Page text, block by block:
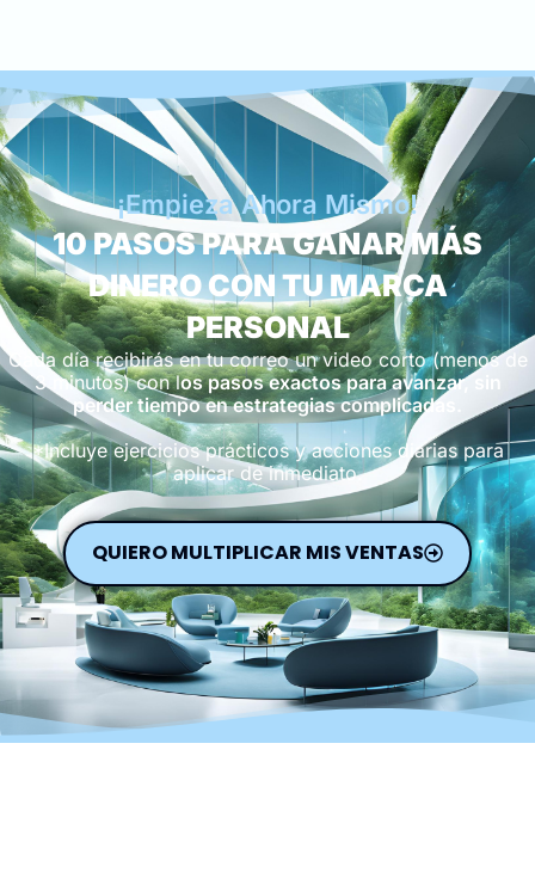
¡Empieza Ahora Mismo!
10 PASOS PARA GANAR MÁS
DINERO CON TU MARCA
PERSONAL
Cada día recibirás en tu correo un video corto (menos de
3 minutos) con los pasos exactos para avanzar, sin
perder tiempo en estrategias complicadas.
*Incluye ejercicios prácticos y acciones diarias para
aplicar de inmediato.
QUIERO MULTIPLICAR MIS VENTAS